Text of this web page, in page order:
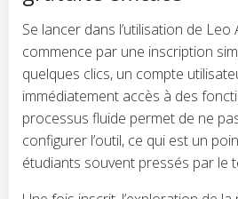
Se lancer dans l’utilisation de
commence par une inscription
quelques clics, un compte
immédiatement accès à des
processus fluide permet de ne
configurer l’outil, ce qui est un
étudiants souvent pressés par le